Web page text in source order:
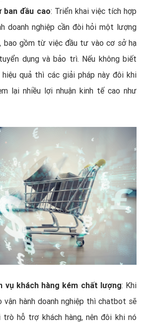
ban đầu cao: Triển khai việc tích hợp
doanh nghiệp cần đòi hỏi một lượng
bao gồm từ việc đầu tư vào cơ sở hạ
dụng và bảo trì. Nếu không biết
hiệu quả thì các giải pháp này đôi khi
lại nhiều lợi nhuận kinh tế cao như
vụ khách hàng kém chất lượng: Khi
vận hành doanh nghiệp thì chatbot sẽ
trò hỗ trợ khách hàng, nên đôi khi nó